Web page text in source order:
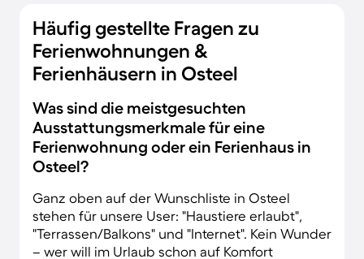
Häufig gestellte Fragen zu
Ferienwohnungen &
Ferienhäusern in Osteel
Was sind die meistgesuchten
Ausstattungsmerkmale für eine
Ferienwohnung oder ein Ferienhaus in
Osteel?
Ganz oben auf der Wunschliste in Osteel
stehen für unsere User: "Haustiere erlaubt",
"Terrassen/Balkons" und "Internet". Kein Wunder
– wer will im Urlaub schon auf Komfort